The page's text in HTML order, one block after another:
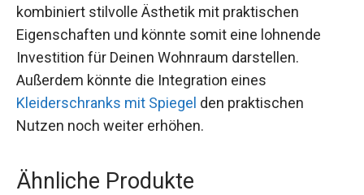
kombiniert stilvolle Ästhetik mit praktischen
Eigenschaften und könnte somit eine lohnende
Investition für Deinen Wohnraum darstellen.
Außerdem könnte die Integration eines
Kleiderschranks mit Spiegel den praktischen
Nutzen noch weiter erhöhen.
Ähnliche Produkte